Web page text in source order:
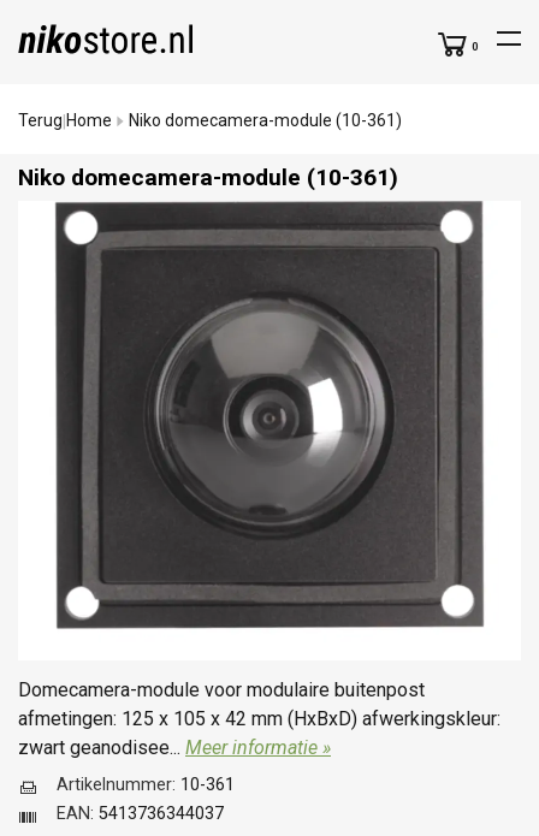
0
Terug Home Niko domecamera-module (10-361)
Niko domecamera-module (10-361)
Domecamera-module voor modulaire buitenpost
afmetingen: 125 x 105 x 42 mm (HxBxD) afwerkingskleur:
zwart geanodisee... Meer informatie »
Artikelnummer: 10-361
EAN: 5413736344037